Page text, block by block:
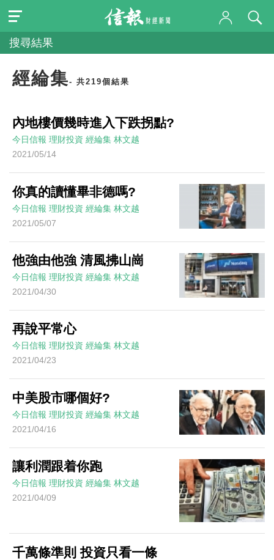
搜尋結果
經綸集- 共219個結果
內地樓價幾時進入下跌拐點?
今日信報 理財投資 經綸集 林文越
2021/05/14
你真的讀懂畢非德嗎?
今日信報 理財投資 經綸集 林文越
2021/05/07
他強由他強 清風拂山崗
今日信報 理財投資 經綸集 林文越
2021/04/30
再說平常心
今日信報 理財投資 經綸集 林文越
2021/04/23
中美股市哪個好?
今日信報 理財投資 經綸集 林文越
2021/04/16
讓利潤跟着你跑
今日信報 理財投資 經綸集 林文越
2021/04/09
千萬條準則 投資只看一條